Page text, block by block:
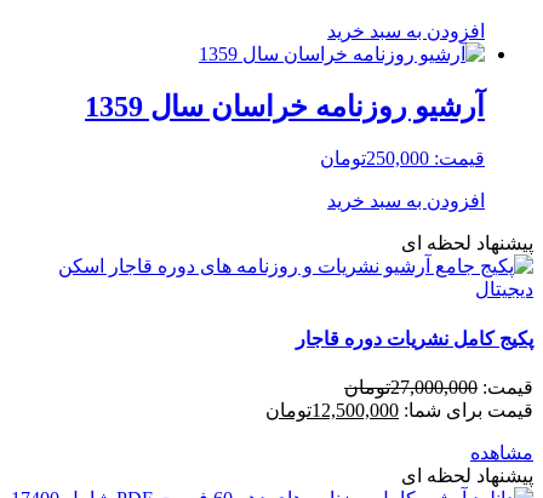
افزودن به سبد خرید
آرشیو روزنامه خراسان سال 1359
قیمت: 250,000تومان
افزودن به سبد خرید
پیشنهاد لحظه ای
پکیج کامل نشریات دوره قاجار
قیمت: 27,000,000تومان
قیمت برای شما: 12,500,000تومان
مشاهده
پیشنهاد لحظه ای